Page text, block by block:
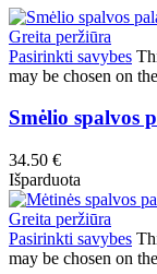
Greita peržiūra
Pasirinkti savybes
may be chosen on
Smėlio spalvos
34.50 €
Išparduota
Greita peržiūra
Pasirinkti savybes
may be chosen on